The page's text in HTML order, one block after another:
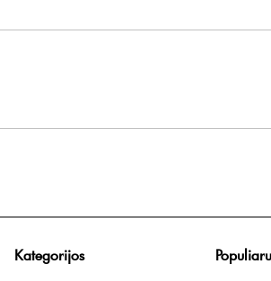
Kategorijos